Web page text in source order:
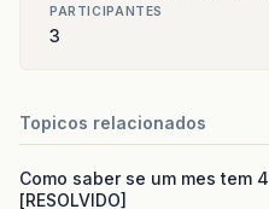
PARTICIPANTES
3
Topicos relacionados
Como saber se um mes tem
[RESOLVIDO]